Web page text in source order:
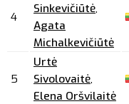
4
Sinkevičiūtė,
Agata
Michalkevičiūtė
5
Urtė
Sivolovaitė,
Elena Oršvilaitė